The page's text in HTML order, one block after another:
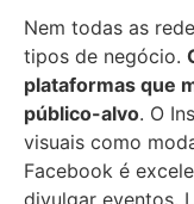
Nem todas as
tipos de negócio.
plataformas que
público-alvo. O
visuais como
Facebook é
divulgar eventos.